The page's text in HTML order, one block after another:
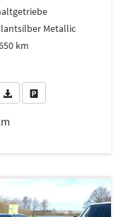
Metallic
km
rufen Sie an
PDF-Datei, Fahrzeugexposé